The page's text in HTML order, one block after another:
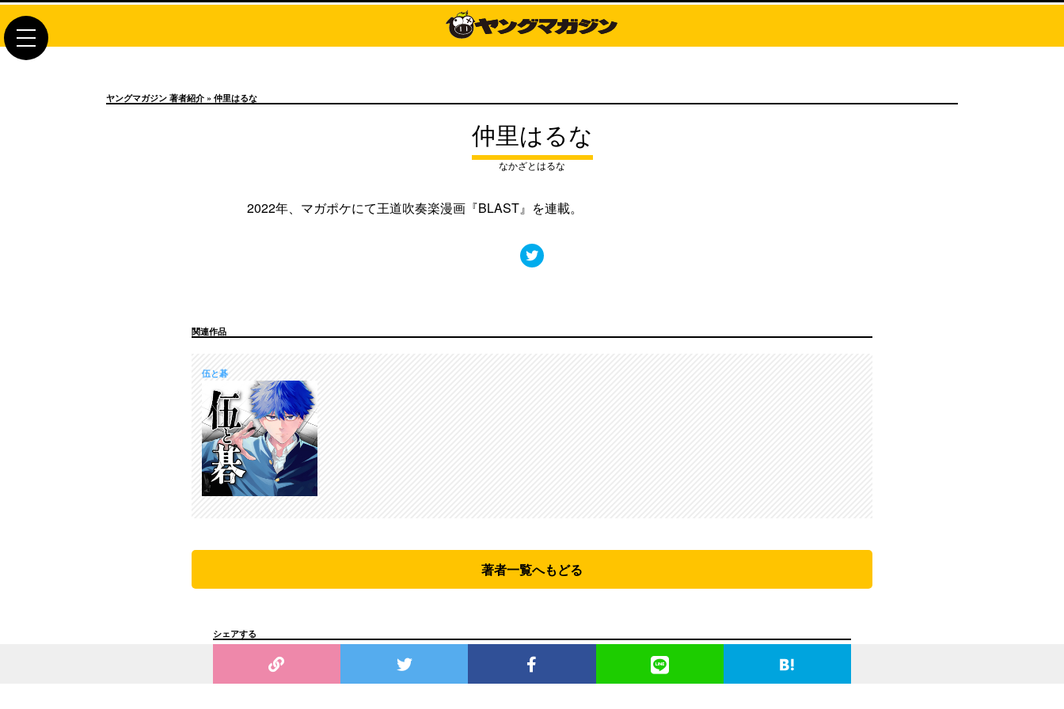
toggle
ヤングマガジン 著者紹介 » 仲里はるな
仲里はるな
なかざとはるな
2022年、マガポケにて王道吹奏楽漫画『BLAST』を連載。
関連作品
伍と碁
著者一覧へもどる
シェアする